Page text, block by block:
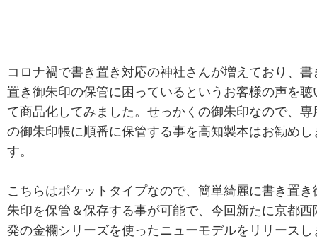
コロナ禍で書き置き対応の神社さんが増えており、書
置き御朱印の保管に困っているというお客様の声を聴
て商品化してみました。せっかくの御朱印なので、専
の御朱印帳に順番に保管する事を高知製本はお勧めし
す。
こちらはポケットタイプなので、簡単綺麗に書き置き
朱印を保管＆保存する事が可能で、今回新たに京都西
発の金襴シリーズを使ったニューモデルをリリースし